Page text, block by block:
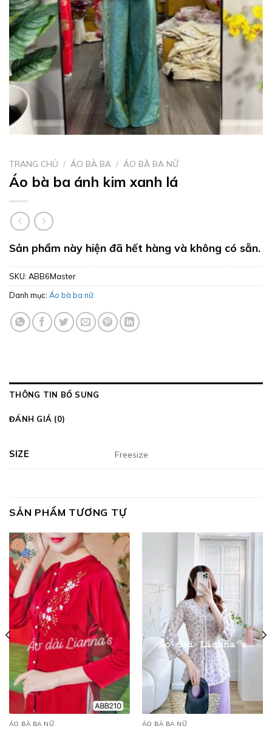
TRANG CHỦ / ÁO BÀ BA / ÁO BÀ BA NỮ
Áo bà ba ánh kim xanh lá
Sản phẩm này hiện đã hết hàng và không có sẵn.
SKU: ABB6Master
Danh mục: Áo bà ba nữ
THÔNG TIN BỔ SUNG
ĐÁNH GIÁ (0)
SIZE Freesize
SẢN PHẨM TƯƠNG TỰ
ÁO BÀ BA NỮ ÁO BÀ BA NỮ